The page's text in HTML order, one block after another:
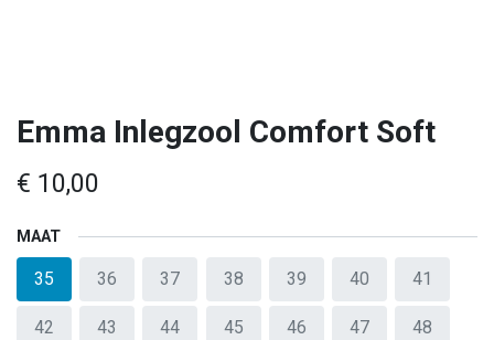
Emma Inlegzool Comfort Soft
€ 10,00
MAAT
35 36 37 38 39 40 41
42 43 44 45 46 47 48